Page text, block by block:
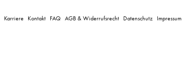
Karriere Kontakt FAQ AGB & Widerrufsrecht Datenschutz Impressum